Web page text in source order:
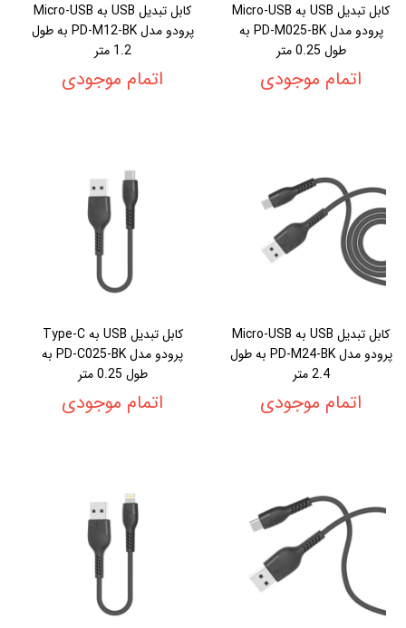
کابل تبدیل USB به Micro-USB
پرودو مدل PD-M025-BK به
طول 0.25 متر
اتمام موجودی
کابل تبدیل USB به Micro-USB
پرودو مدل PD-M12-BK به طول
1.2 متر
اتمام موجودی
کابل تبدیل USB به Micro-USB
پرودو مدل PD-M24-BK به طول
2.4 متر
اتمام موجودی
کابل تبدیل USB به Type-C
پرودو مدل PD-C025-BK به
طول 0.25 متر
اتمام موجودی